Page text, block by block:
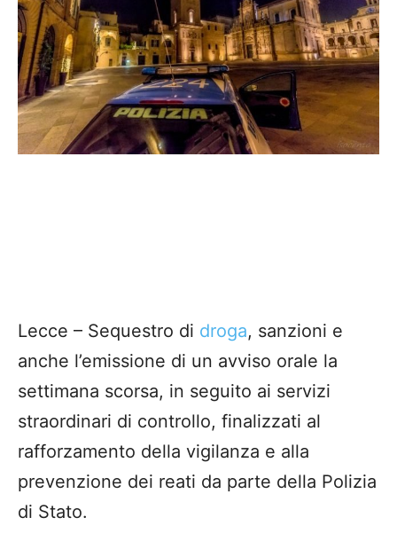
Lecce – Sequestro di droga, sanzioni e
anche l’emissione di un avviso orale la
settimana scorsa, in seguito ai servizi
straordinari di controllo, finalizzati al
rafforzamento della vigilanza e alla
prevenzione dei reati da parte della Polizia
di Stato.